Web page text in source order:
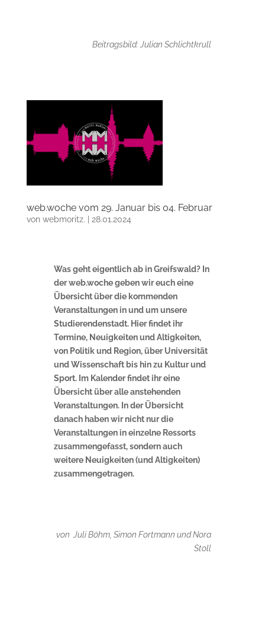
Beitragsbild: Julian Schlichtkrull
web.woche vom 29. Januar bis 04. Februar
von webmoritz. 28.01.2024
Was geht eigentlich ab in Greifswald? In
der web.woche geben wir euch eine
Übersicht über die kommenden
Veranstaltungen in und um unsere
Studierendenstadt. Hier findet ihr
Termine, Neuigkeiten und Altigkeiten,
von Politik und Region, über Universität
und Wissenschaft bis hin zu Kultur und
Sport. Im Kalender findet ihr eine
Übersicht über alle anstehenden
Veranstaltungen. In der Übersicht
danach haben wir nicht nur die
Veranstaltungen in einzelne Ressorts
zusammengefasst, sondern auch
weitere Neuigkeiten (und Altigkeiten)
zusammengetragen.
von Juli Böhm, Simon Fortmann und Nora
Stoll